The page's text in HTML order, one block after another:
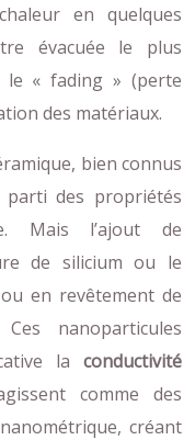
en quelques
évacuée le plus
le « fading » (perte
des matériaux.
bien connus
des propriétés
Mais l’ajout de
de silicium ou le
en revêtement de
nanoparticules
la conductivité
comme des
créant